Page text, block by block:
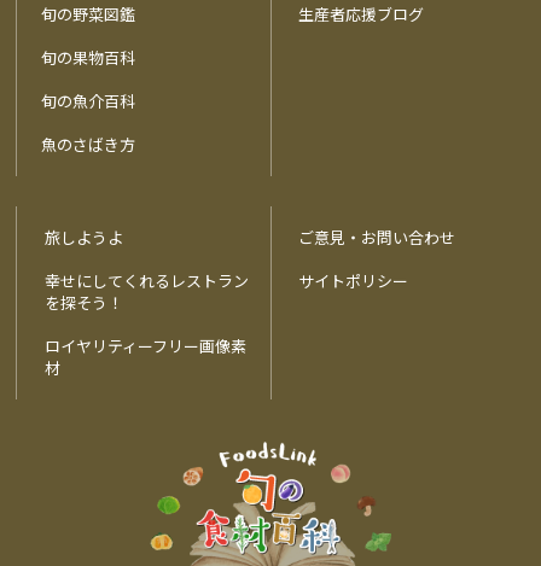
旬の野菜図鑑
旬の果物百科
旬の魚介百科
魚のさばき方
生産者応援ブログ
旅しようよ
幸せにしてくれるレストラン
を探そう！
ロイヤリティーフリー画像素
材
ご意見・お問い合わせ
サイトポリシー